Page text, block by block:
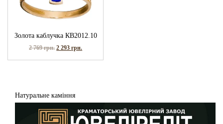
Золота каблучка КВ2012.10
2 769грн. 2 293грн.
Натуральне каміння